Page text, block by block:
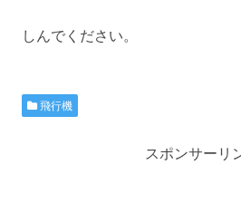
しんでください。
飛行機
スポンサーリ